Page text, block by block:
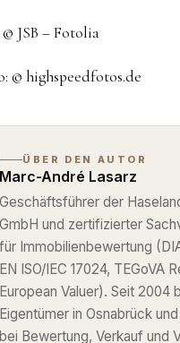
JSB – Fotolia
© highspeedfotos.de
ÜBER DEN AUTOR
Marc-André Lasarz
Geschäftsführer der
GmbH und zertifizierter
für Immobilienbewertung
EN ISO/IEC 17024, TEGoVA
European Valuer). Seit 2004
Eigentümer in Osnabrück
bei Bewertung, Verkauf und